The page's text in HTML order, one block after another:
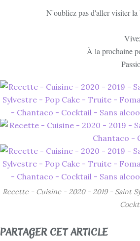
N'oubliez pas d'aller visiter
À la prochaine
Recette - Cuisine - 2020 - 2019 - Saint
PARTAGER CET ARTICLE